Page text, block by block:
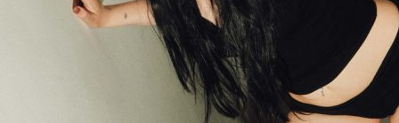
Nordea Platinum Area
Private Bazaar
Kumppaniaktivoinnit
Flow Festival